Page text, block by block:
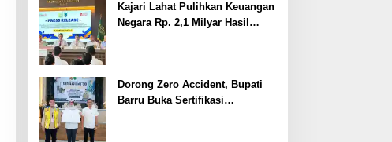
Kajari Lahat Pulihkan Keuangan
Negara Rp. 2,1 Milyar Hasil
Dorong Zero Accident, Bupati
Barru Buka Sertifikasi